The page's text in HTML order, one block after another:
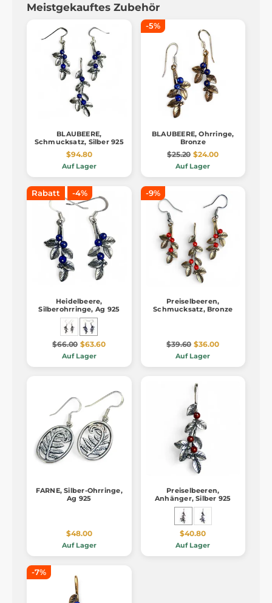
Meistgekauftes Zubehör
BLAUBEERE,
Schmucksatz, Silber 925
$94.80
Auf Lager
-5%
BLAUBEERE, Ohrringe,
Bronze
$25.20 $24.00
Auf Lager
Rabatt -4%
Heidelbeere,
Silberohrringe, Ag 925
$66.00 $63.60
Auf Lager
-9%
Preiselbeeren,
Schmucksatz, Bronze
$39.60 $36.00
Auf Lager
FARNE, Silber-Ohrringe,
Ag 925
$48.00
Auf Lager
Preiselbeeren,
Anhänger, Silber 925
$40.80
Auf Lager
-7%